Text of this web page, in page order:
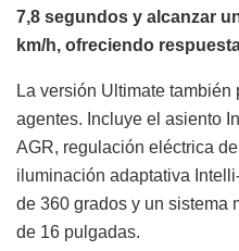
7,8 segundos y alcanzar
km/h, ofreciendo
La versión Ultimate
agentes. Incluye el asiento
AGR, regulación eléctrica
iluminación adaptativa
de 360 grados y un sistema
de 16 pulgadas.